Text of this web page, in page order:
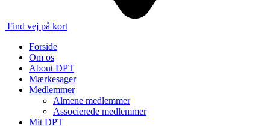
Find vej på kort
Forside
Om os
About DPT
Mærkesager
Medlemmer
Almene medlemmer
Associerede medlemmer
Mit DPT